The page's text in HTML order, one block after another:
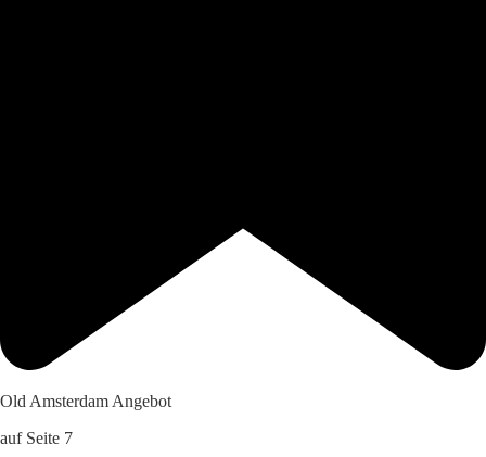
Old Amsterdam Angebot
auf Seite 7